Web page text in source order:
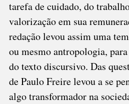
tarefa de cuidado, do
valorização em sua
redação levou assim uma
ou mesmo antropologia,
do texto discursivo. Das
de Paulo Freire levou a se
algo transformador na